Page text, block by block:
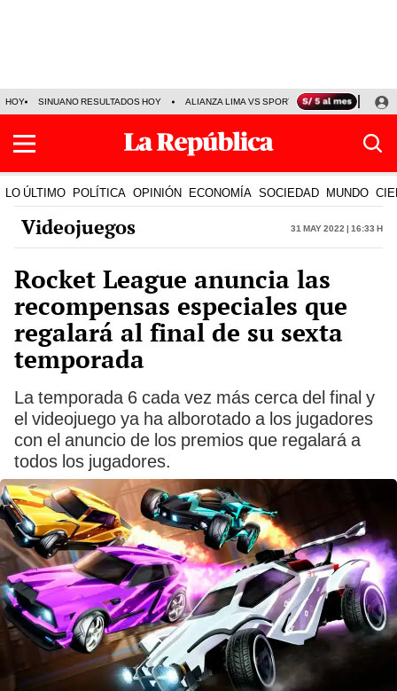
HOY SINUANO RESULTADOS HOY ALIANZA LIMA VS SPORT BOYS JORGE
LO ÚLTIMO POLÍTICA OPINIÓN ECONOMÍA SOCIEDAD MUNDO
Videojuegos 31 May 2022 | 16:33 h
Rocket League anuncia las
recompensas especiales que
regalará al final de su sexta
temporada
La temporada 6 cada vez más cerca del final y
el videojuego ya ha alborotado a los jugadores
con el anuncio de los premios que regalará a
todos los jugadores.